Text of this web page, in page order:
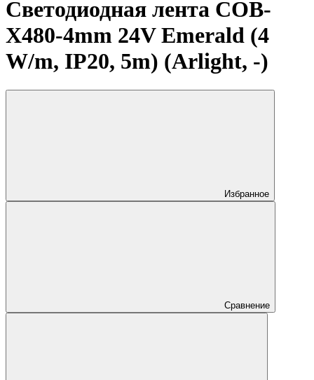
Светодиодная лента COB-
X480-4mm 24V Emerald (4
W/m, IP20, 5m) (Arlight, -)
Избранное
Сравнение